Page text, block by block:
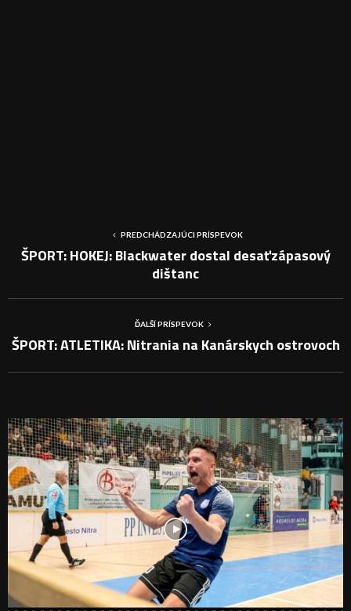
PREDCHÁDZAJÚCI PRÍSPEVOK
ŠPORT: HOKEJ: Blackwater dostal desaťzápasový
dištanc
ĎALŠÍ PRÍSPEVOK
ŠPORT: ATLETIKA: Nitrania na Kanárskych ostrovoch